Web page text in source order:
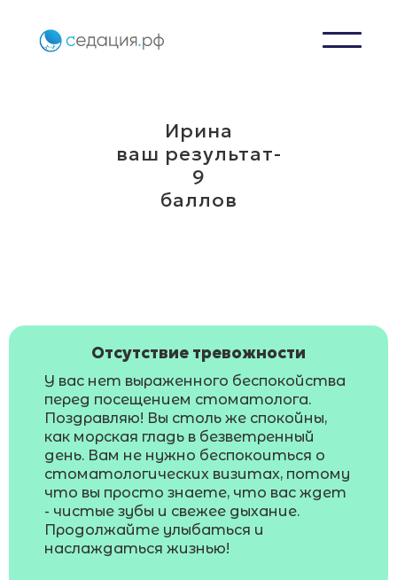
Ирина
ваш результат-
9
баллов
Отсутствие тревожности
У вас нет выраженного беспокойства
перед посещением стоматолога.
Поздравляю! Вы столь же спокойны,
как морская гладь в безветренный
день. Вам не нужно беспокоиться о
стоматологических визитах, потому
что вы просто знаете, что вас ждет
- чистые зубы и свежее дыхание.
Продолжайте улыбаться и
наслаждаться жизнью!